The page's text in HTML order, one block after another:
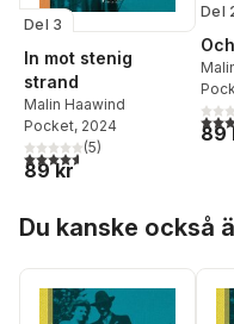
Del 3
In mot stenig
strand
Malin Haawind
Pocket, 2024
4,6utav 5 stjärnor. Totalt antal
(5)
89 kr
Del
4,2
89
Du kanske också